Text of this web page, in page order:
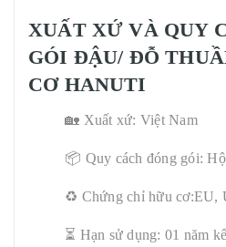
XUẤT XỨ VÀ QUY
GÓI ĐẬU/ ĐỖ
CƠ HANUTI
🏡 Xuất xứ: Việt Nam
📦 Quy cách đóng gói:
♻️ Chứng chỉ hữu cơ:EU,
⏳ Hạn sử dụng: 01 năm